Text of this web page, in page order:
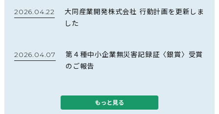
2026.04.22
大同産業開発株式会社 行動計画を更新しま
した
2026.04.07
第４種中小企業無災害記録証〈銀賞〉受賞
のご報告
労働災害 無災害日数4,500日達成のお知ら
せ
もっと見る